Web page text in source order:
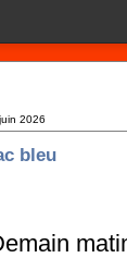
2026
bleu